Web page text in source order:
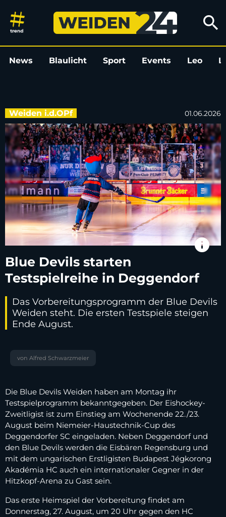
Blue Devils starten
search
News Blaulicht Sport Events Leo
Weiden i.d.OPf 01.06.2026
info
Blue Devils starten
Testspielreihe in Deggendorf
Das Vorbereitungsprogramm der Blue Devils
Weiden steht. Die ersten Testspiele steigen
Ende August.
von Alfred Schwarzmeier
Die Blue Devils Weiden haben am Montag ihr
Testspielprogramm bekanntgegeben. Der Eishockey-
Zweitligist ist zum Einstieg am Wochenende 22./23.
August beim Niemeier-Haustechnik-Cup des
Deggendorfer SC eingeladen. Neben Deggendorf und
den Blue Devils werden die Eisbären Regensburg und
mit dem ungarischen Erstligisten Budapest Jégkorong
Akadémia HC auch ein internationaler Gegner in der
Hitzkopf-Arena zu Gast sein.
Das erste Heimspiel der Vorbereitung findet am
Donnerstag, 27. August, um 20 Uhr gegen den HC